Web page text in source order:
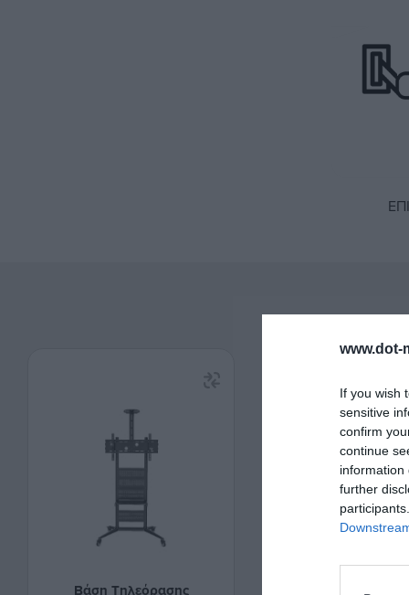
www.dot-
If you wish
sensitive
confirm
continue
information
further
Βάση Τηλεόρασης
Βάση